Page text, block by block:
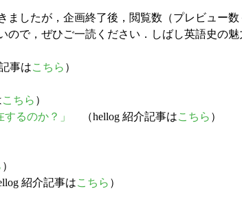
したが，企画終了後，閲覧数（プレビュー
で，ぜひご一読ください．しばし英語史の魅
事はこちら ）
こちら ）
るのか？」 （hellog 紹介記事はこちら ）
）
紹介記事はこちら ）